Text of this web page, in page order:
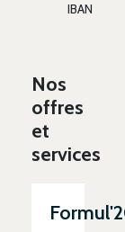
IBAN
Nos
offres
et
services